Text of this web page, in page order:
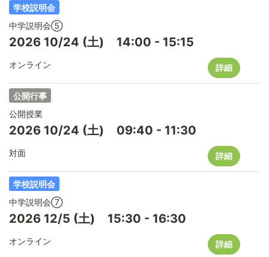
学校説明会
中学説明会⑤
2026 10/24 (土) 14:00 - 15:15
オンライン 詳細
公開行事
公開授業
2026 10/24 (土) 09:40 - 11:30
対面 詳細
学校説明会
中学説明会⑦
2026 12/5 (土) 15:30 - 16:30
オンライン 詳細